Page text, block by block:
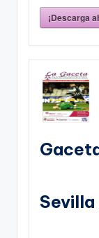
¡Descarga